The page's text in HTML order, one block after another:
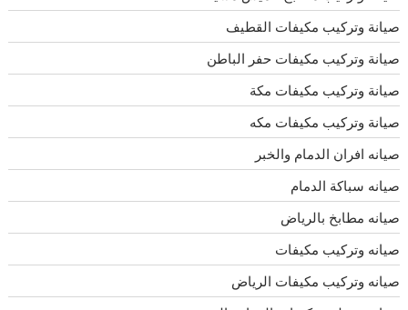
صيانة وتركيب مكيفات القطيف
صيانة وتركيب مكيفات حفر الباطن
صيانة وتركيب مكيفات مكة
صيانة وتركيب مكيفات مكه
صيانه افران الدمام والخبر
صيانه سباكة الدمام
صيانه مطابخ بالرياض
صيانه وتركيب مكيفات
صيانه وتركيب مكيفات الرياض